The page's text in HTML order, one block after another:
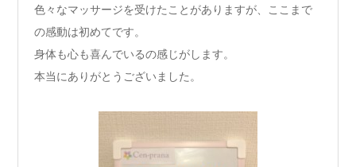
色々なマッサージを受けたことがありますが、ここまで
の感動は初めてです。
身体も心も喜んでいるの感じがします。
本当にありがとうございました。